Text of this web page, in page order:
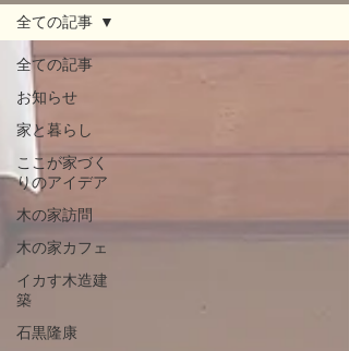
全ての記事
お知らせ
家と暮らし
ここが家づく
りのアイデア
木の家訪問
木の家カフェ
イカす木造建
築
石黒隆康
全ての記事